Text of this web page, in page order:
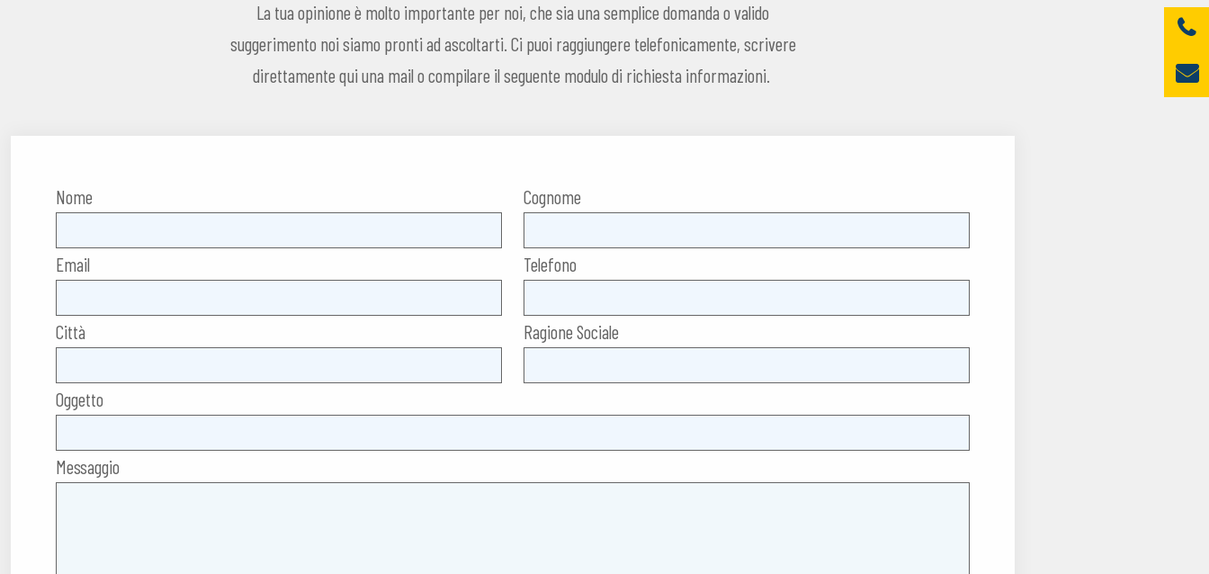
La tua opinione è molto importante per noi, che sia una semplice domanda o valido
suggerimento noi siamo pronti ad ascoltarti. Ci puoi raggiungere telefonicamente, scrivere
direttamente qui una mail o compilare il seguente modulo di richiesta informazioni.
Nome Cognome
Email Telefono
Città Ragione Sociale
Oggetto
Messaggio